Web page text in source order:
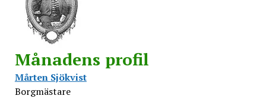
Månadens profil
Mårten Sjökvist
Borgmästare